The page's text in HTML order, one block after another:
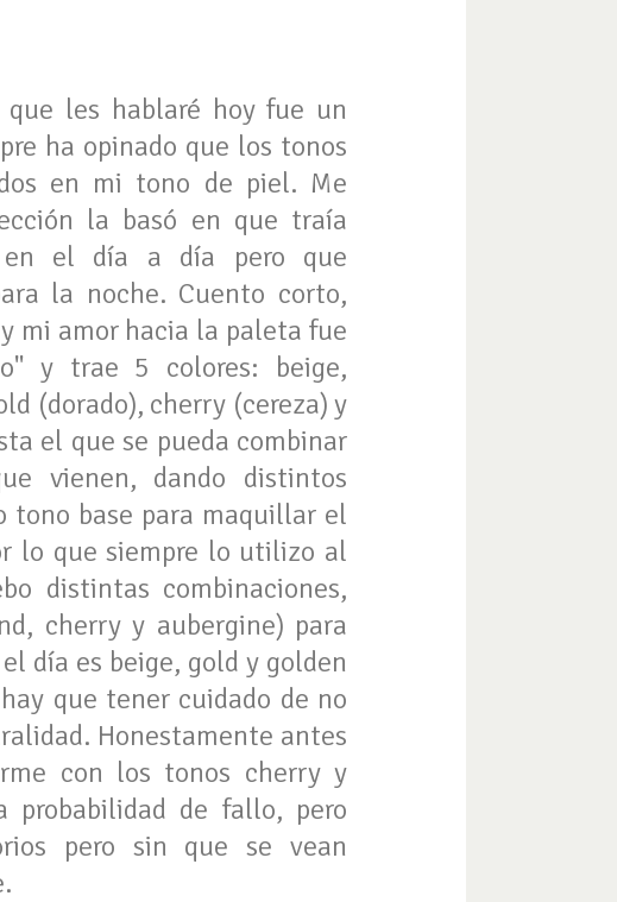
les hablaré hoy fue un
ha opinado que los tonos
en mi tono de piel. Me
la basó en que traía
en el día a día pero que
la noche. Cuento corto,
mi amor hacia la paleta fue
y trae 5 colores: beige,
(dorado), cherry (cereza) y
el que se pueda combinar
vienen, dando distintos
tono base para maquillar el
lo que siempre lo utilizo al
distintas combinaciones,
cherry y aubergine) para
día es beige, gold y golden
que tener cuidado de no
Honestamente antes
con los tonos cherry y
probabilidad de fallo, pero
pero sin que se vean